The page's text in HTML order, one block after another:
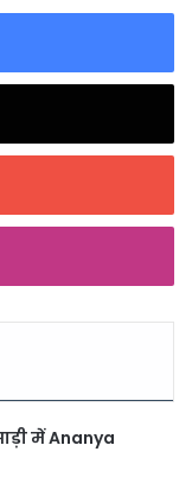
में Ananya